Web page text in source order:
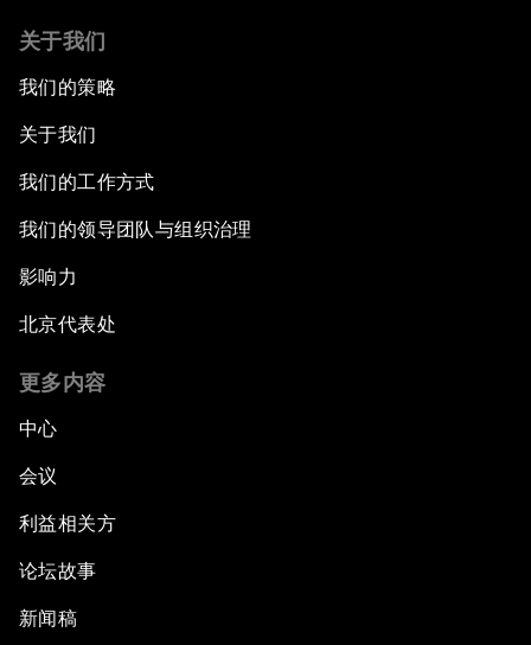
关于我们
我们的策略
关于我们
我们的工作方式
我们的领导团队与组织治理
影响力
北京代表处
更多内容
中心
会议
利益相关方
论坛故事
新闻稿